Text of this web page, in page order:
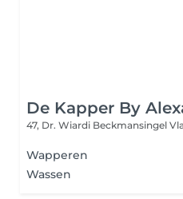
De Kapper By
47, Dr. Wiardi Beckmansingel
Wapperen
Wassen